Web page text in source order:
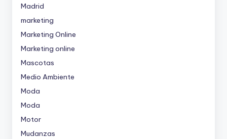
Madrid
marketing
Marketing Online
Marketing online
Mascotas
Medio Ambiente
Moda
Moda
Motor
Mudanzas